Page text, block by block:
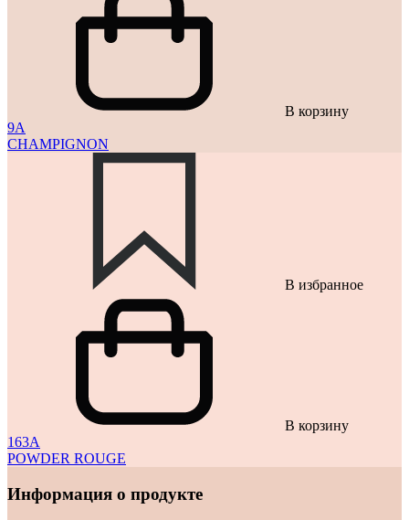
В корзину
9A
CHAMPIGNON
В избранное
В корзину
163A
POWDER ROUGE
Информация о продукте